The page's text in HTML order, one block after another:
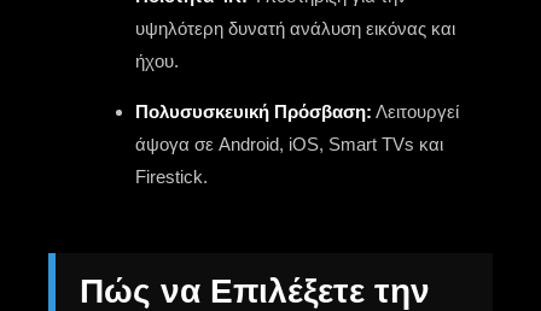
υψηλότερη δυνατή ανάλυση εικόνας και
ήχου.
Πολυσυσκευική Πρόσβαση: Λειτουργεί
άψογα σε Android, iOS, Smart TVs και
Firestick.
Πώς να Επιλέξετε την